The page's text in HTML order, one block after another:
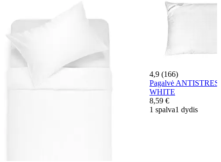
4,9 (166)
Pagalvė
WHITE
8,59 €
1 spalva1 dydis